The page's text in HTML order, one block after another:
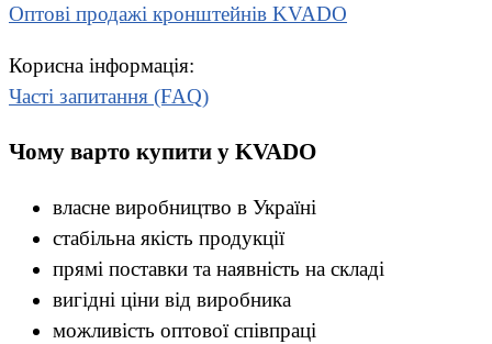
Оптові продажі кронштейнів KVADO
Корисна інформація:
Часті запитання (FAQ)
Чому варто купити у KVADO
власне виробництво в Україні
стабільна якість продукції
прямі поставки та наявність на складі
вигідні ціни від виробника
можливість оптової співпраці